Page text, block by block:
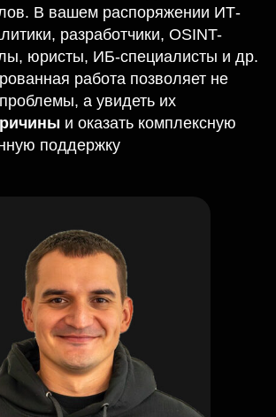
работает группа
В вашем распоряжении ИТ-
разработчики, OSINT-
юристы, ИБ-специалисты и др.
работа позволяет не
а увидеть их
и оказать комплексную